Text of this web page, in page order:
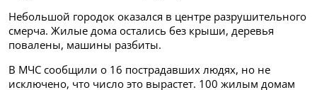
Небольшой городок оказался в центре разрушительного
смерча. Жилые дома остались без крыши, деревья
повалены, машины разбиты.
В МЧС сообщили о 16 пострадавших людях, но не
исключено, что число это вырастет. 100 жилым домам